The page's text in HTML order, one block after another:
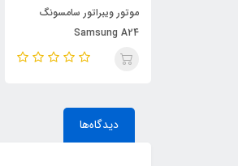
موتور ویبراتور سامسونگ
Samsung A24
دیدگاه‌ها